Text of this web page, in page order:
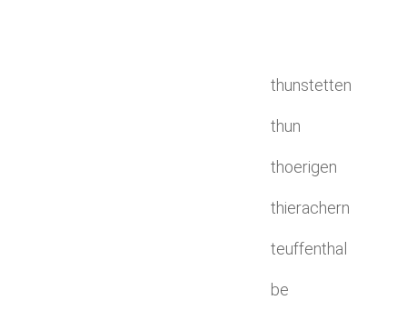
thunstetten
thun
thoerigen
thierachern
teuffenthal
be